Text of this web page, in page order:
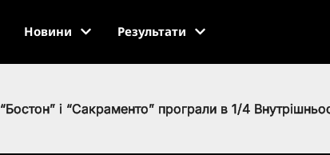
Новини Результати
“Бостон” і “Сакраменто” програли в 1/4